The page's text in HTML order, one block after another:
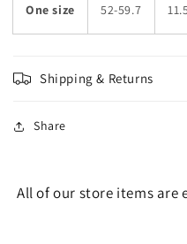
One size 52-59.7
Shipping & Returns
Share
All of our store items are